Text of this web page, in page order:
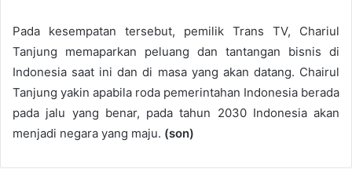
Pada kesempatan tersebut, pemilik Trans TV, Chariul
Tanjung memaparkan peluang dan tantangan bisnis di
Indonesia saat ini dan di masa yang akan datang. Chairul
Tanjung yakin apabila roda pemerintahan Indonesia berada
pada jalu yang benar, pada tahun 2030 Indonesia akan
menjadi negara yang maju. (son)